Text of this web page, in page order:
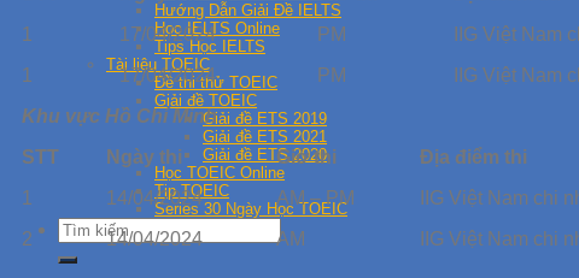
Hướng Dẫn Giải Đề IELTS
Học IELTS Online
Tips Học IELTS
Tài liệu TOEIC
Đề thi thử TOEIC
Giải đề TOEIC
Giải đề ETS 2019
Giải đề ETS 2021
Giải đề ETS 2020
Học TOEIC Online
Tip TOEIC
Series 30 Ngày Học TOEIC
1
17/04/2024 PM IIG Việt Nam
1
17/04/2024 PM IIG Việt Nam
Khu vực Hồ Chí Minh
STT
Ngày thi Giờ thi Địa điểm thi
1
14/04/2024 AM – PM IIG Việt Nam chi
2
14/04/2024 AM IIG Việt Nam chi